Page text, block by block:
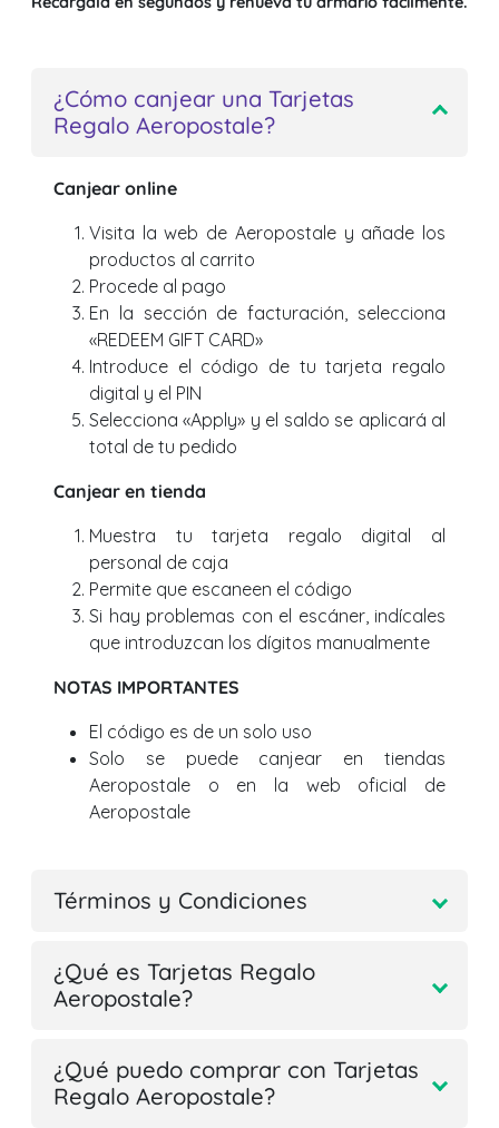
¿Cómo canjear una Tarjetas
Regalo Aeropostale?
Canjear online
Visita la web de Aeropostale y añade los
productos al carrito
Procede al pago
En la sección de facturación, selecciona
«REDEEM GIFT CARD»
Introduce el código de tu tarjeta regalo
digital y el PIN
Selecciona «Apply» y el saldo se aplicará al
total de tu pedido
Canjear en tienda
Muestra tu tarjeta regalo digital al
personal de caja
Permite que escaneen el código
Si hay problemas con el escáner, indícales
que introduzcan los dígitos manualmente
NOTAS IMPORTANTES
El código es de un solo uso
Solo se puede canjear en tiendas
Aeropostale o en la web oficial de
Aeropostale
Términos y Condiciones
¿Qué es Tarjetas Regalo
Aeropostale?
¿Qué puedo comprar con Tarjetas
Regalo Aeropostale?